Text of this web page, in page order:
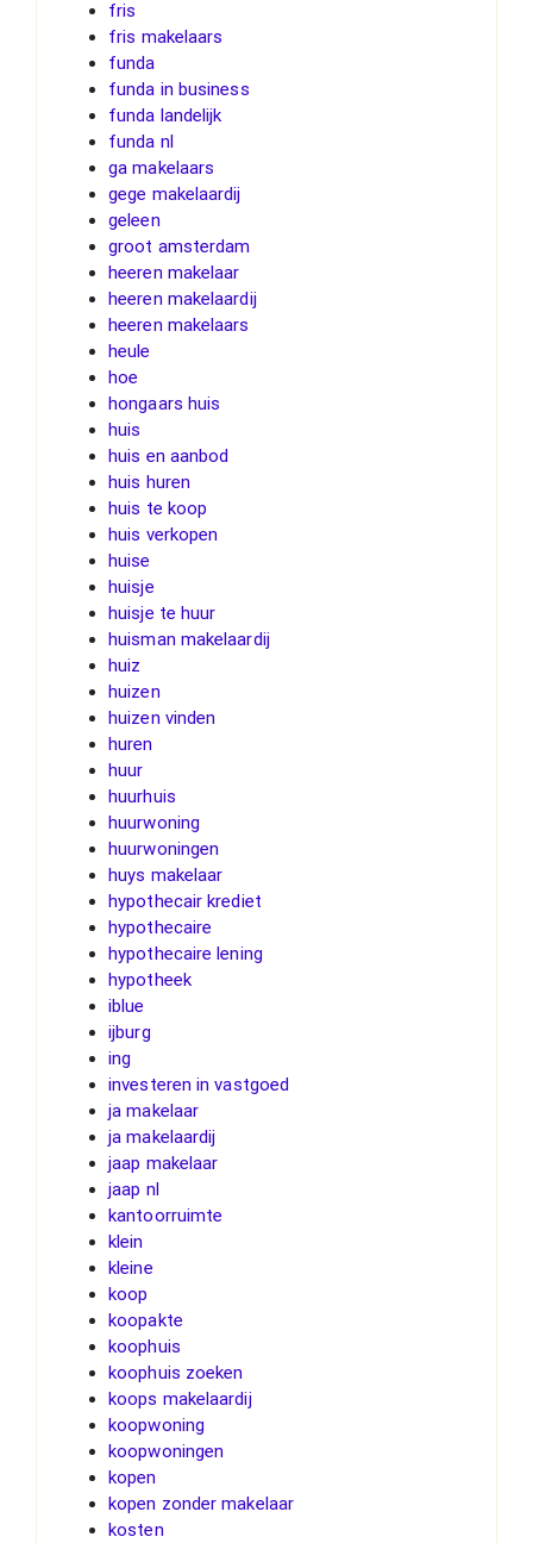
fris
fris makelaars
funda
funda in business
funda landelijk
funda nl
ga makelaars
gege makelaardij
geleen
groot amsterdam
heeren makelaar
heeren makelaardij
heeren makelaars
heule
hoe
hongaars huis
huis
huis en aanbod
huis huren
huis te koop
huis verkopen
huise
huisje
huisje te huur
huisman makelaardij
huiz
huizen
huizen vinden
huren
huur
huurhuis
huurwoning
huurwoningen
huys makelaar
hypothecair krediet
hypothecaire
hypothecaire lening
hypotheek
iblue
ijburg
ing
investeren in vastgoed
ja makelaar
ja makelaardij
jaap makelaar
jaap nl
kantoorruimte
klein
kleine
koop
koopakte
koophuis
koophuis zoeken
koops makelaardij
koopwoning
koopwoningen
kopen
kopen zonder makelaar
kosten